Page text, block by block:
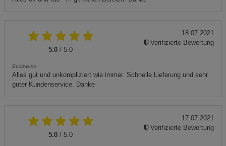
5.0 / 5.0
Buchwurm
Alles gut und unkompliziert wie immer. Schnelle Lieferung und sehr
guter Kundenservice. Danke
18.07.2021
Verifizierte Bewertung
5.0 / 5.0
17.07.2021
Verifizierte Bewertung